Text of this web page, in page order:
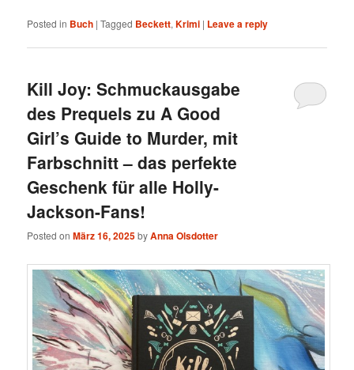
Posted in Buch |Tagged Beckett,Krimi | Leave a reply
Kill Joy: Schmuckausgabe
des Prequels zu A Good
Girl’s Guide to Murder, mit
Farbschnitt – das perfekte
Geschenk für alle Holly-
Jackson-Fans!
Posted onMärz 16, 2025byAnna Olsdotter